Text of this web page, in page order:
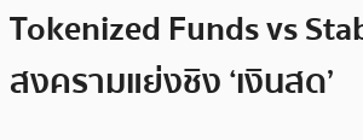
Tokenized Funds vs
สงครามแย่งชิง ‘เงินสด’